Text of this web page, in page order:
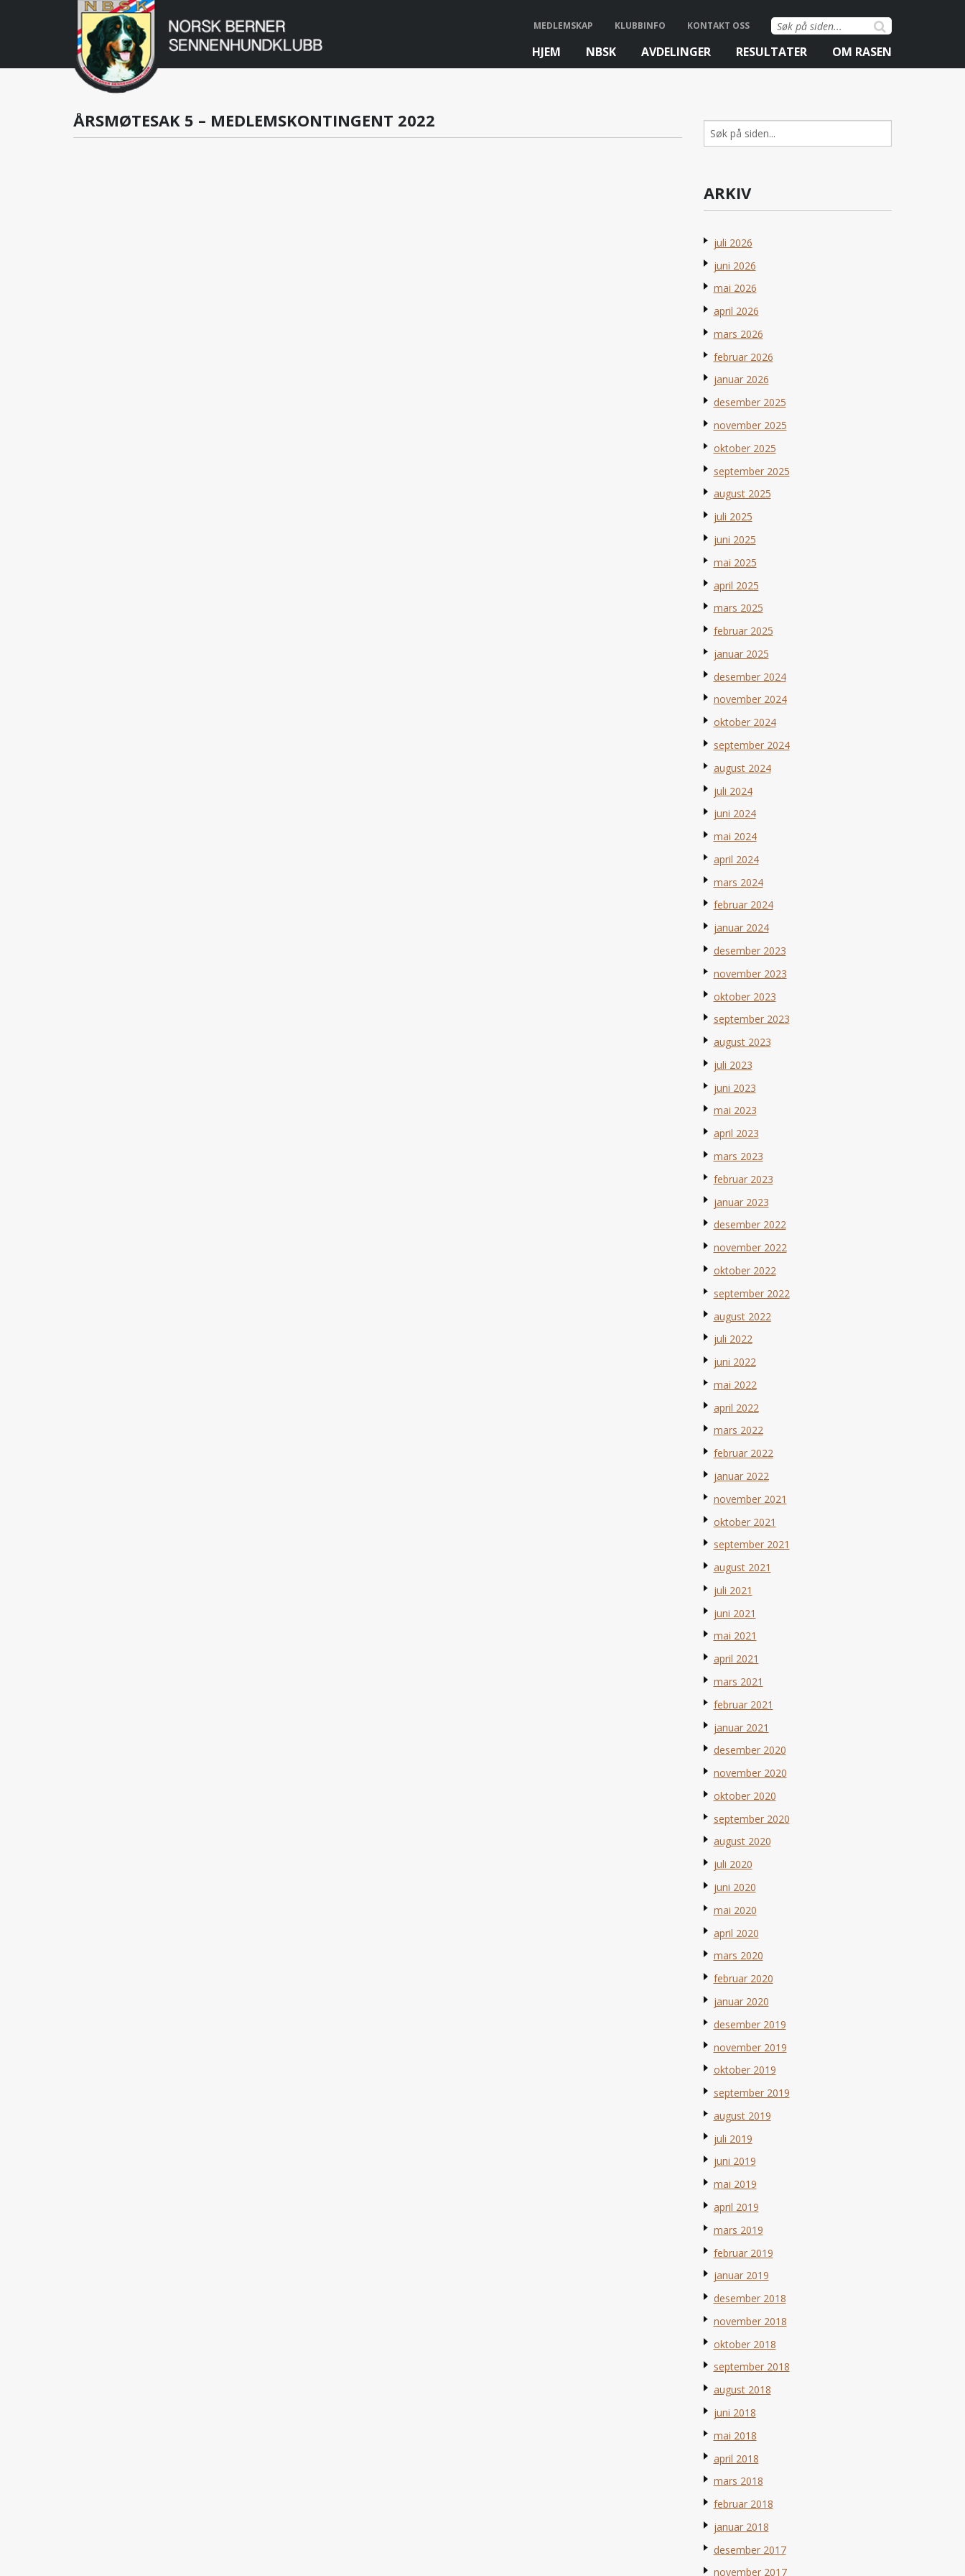
Norsk
Berner
Sennenhundklubb
Søk
etter:
MEDLEMSKAP KLUBBINFO KONTAKT OSS
HJEM NBSK AVDELINGER RESULTATER OM RASEN
ÅRSMØTESAK 5 – MEDLEMSKONTINGENT 2022
Søk
etter:
ARKIV
juli 2026
juni 2026
mai 2026
april 2026
mars 2026
februar 2026
januar 2026
desember 2025
november 2025
oktober 2025
september 2025
august 2025
juli 2025
juni 2025
mai 2025
april 2025
mars 2025
februar 2025
januar 2025
desember 2024
november 2024
oktober 2024
september 2024
august 2024
juli 2024
juni 2024
mai 2024
april 2024
mars 2024
februar 2024
januar 2024
desember 2023
november 2023
oktober 2023
september 2023
august 2023
juli 2023
juni 2023
mai 2023
april 2023
mars 2023
februar 2023
januar 2023
desember 2022
november 2022
oktober 2022
september 2022
august 2022
juli 2022
juni 2022
mai 2022
april 2022
mars 2022
februar 2022
januar 2022
november 2021
oktober 2021
september 2021
august 2021
juli 2021
juni 2021
mai 2021
april 2021
mars 2021
februar 2021
januar 2021
desember 2020
november 2020
oktober 2020
september 2020
august 2020
juli 2020
juni 2020
mai 2020
april 2020
mars 2020
februar 2020
januar 2020
desember 2019
november 2019
oktober 2019
september 2019
august 2019
juli 2019
juni 2019
mai 2019
april 2019
mars 2019
februar 2019
januar 2019
desember 2018
november 2018
oktober 2018
september 2018
august 2018
juni 2018
mai 2018
april 2018
mars 2018
februar 2018
januar 2018
desember 2017
november 2017